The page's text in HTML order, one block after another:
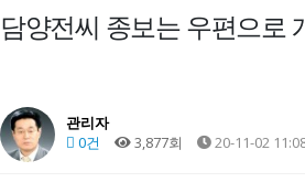
담양전씨 종보는 우편으로
관리자
0건
3,877회 20-11-02